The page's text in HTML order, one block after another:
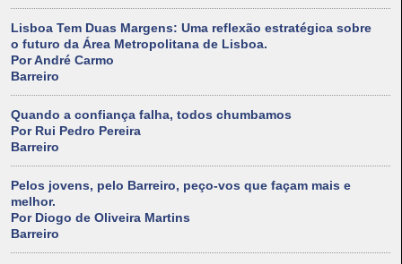
Lisboa Tem Duas Margens: Uma reflexão estratégica sobre
o futuro da Área Metropolitana de Lisboa.
Por André Carmo
Barreiro
Quando a confiança falha, todos chumbamos
Por Rui Pedro Pereira
Barreiro
Pelos jovens, pelo Barreiro, peço-vos que façam mais e
melhor.
Por Diogo de Oliveira Martins
Barreiro